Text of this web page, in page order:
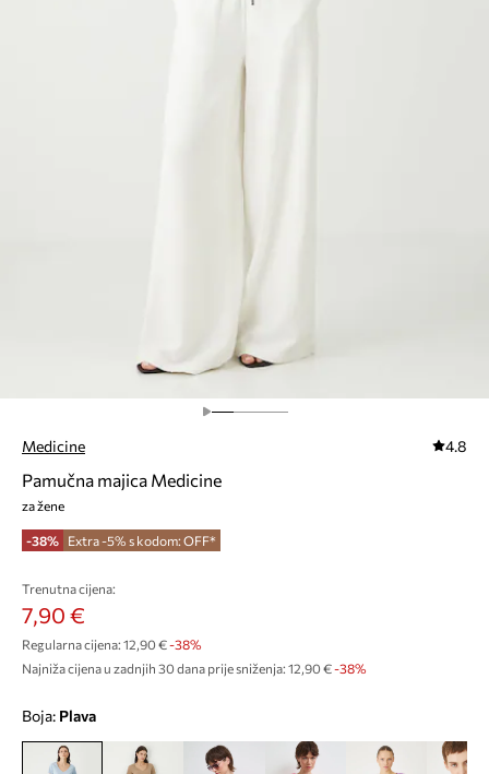
Medicine 4.8
Pamučna majica Medicine
za žene
-38% Extra -5% s kodom: OFF*
Trenutna cijena:
7,90 €
Regularna cijena: 12,90 €-38%
Najniža cijena u zadnjih 30 dana prije sniženja: 12,90 € -38%
Boja: plava